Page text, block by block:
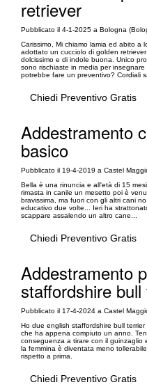
retriever
Pubblicato il 4-1-2025 a Bologna
Carissimo, Mi chiamo lamia ed abito a
adottato un cucciolo di golden
dolcissimo e di indole buona. Unico
sono rischiaste in media per
potrebbe fare un preventivo? Cordiali
Chiedi Preventivo Gratis
Addestramento
basico
Pubblicato il 19-4-2019 a Castel
Bella è una rinuncia e all'età di 15
rimasta in canile un mesetto poi è
bravissima, ma fuori con gli altri cani
educativo due volte... Ieri ha
scappare assalendo un altro cane...
Chiedi Preventivo Gratis
Addestramento
staffordshire
Pubblicato il 17-4-2024 a Castel
Ho due english staffordshire bull
che ha appena compiuto un anno.
conseguenza a tirare con il guinzaglio
la femmina è diventata meno
rispetto a prima.
Chiedi Preventivo Gratis